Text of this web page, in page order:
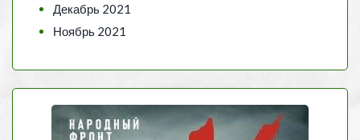
Декабрь 2021
Ноябрь 2021